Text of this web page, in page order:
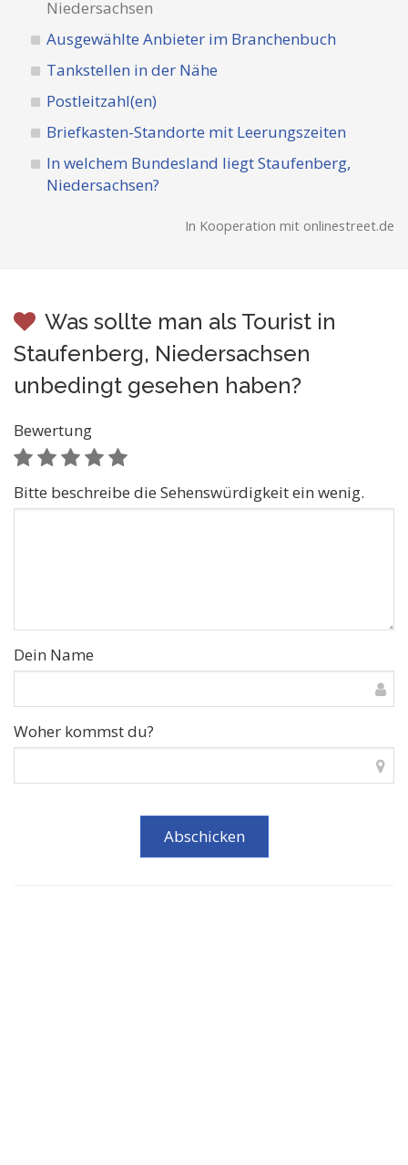
Niedersachsen
Ausgewählte Anbieter im Branchenbuch
Tankstellen in der Nähe
Postleitzahl(en)
Briefkasten-Standorte mit Leerungszeiten
In welchem Bundesland liegt Staufenberg,
Niedersachsen?
In Kooperation mit onlinestreet.de
Was sollte man als Tourist in
Staufenberg, Niedersachsen
unbedingt gesehen haben?
Bewertung
Bitte beschreibe die Sehenswürdigkeit ein wenig.
Dein Name
Woher kommst du?